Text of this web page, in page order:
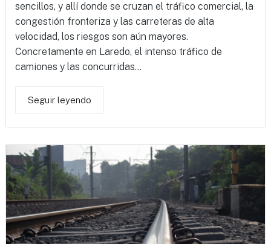
sencillos, y allí donde se cruzan el tráfico comercial, la
congestión fronteriza y las carreteras de alta
velocidad, los riesgos son aún mayores.
Concretamente en Laredo, el intenso tráfico de
camiones y las concurridas...
Seguir leyendo